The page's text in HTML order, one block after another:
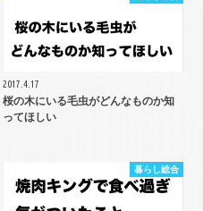
2017.4.17
桜の木にいる毛虫がどんなものか知
ってほしい
暮らし総合